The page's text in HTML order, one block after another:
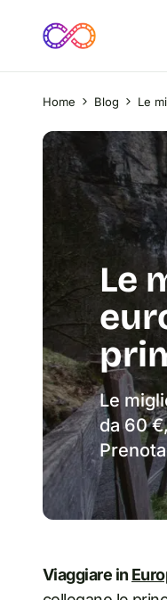
Home Blog Le
Le
Le
da 60
Viaggiare in